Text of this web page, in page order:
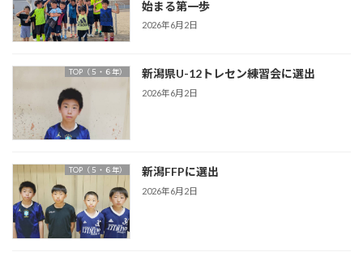
始まる第一歩
2026年6月2日
TOP（５・６年） 新潟県U-12トレセン練習会に選出
2026年6月2日
TOP（５・６年） 新潟FFPに選出
2026年6月2日